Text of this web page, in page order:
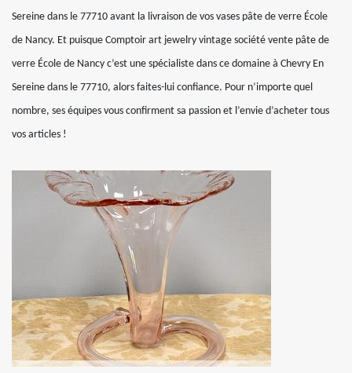
Sereine dans le 77710 avant la livraison de vos vases pâte de verre École
de Nancy. Et puisque Comptoir art jewelry vintage société vente pâte de
verre École de Nancy c’est une spécialiste dans ce domaine à Chevry En
Sereine dans le 77710, alors faites-lui confiance. Pour n’importe quel
nombre, ses équipes vous confirment sa passion et l’envie d’acheter tous
vos articles !